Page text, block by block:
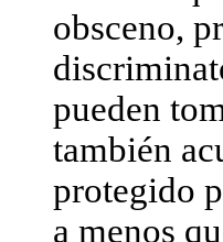
obsceno,
pueden
también
protegido
a menos